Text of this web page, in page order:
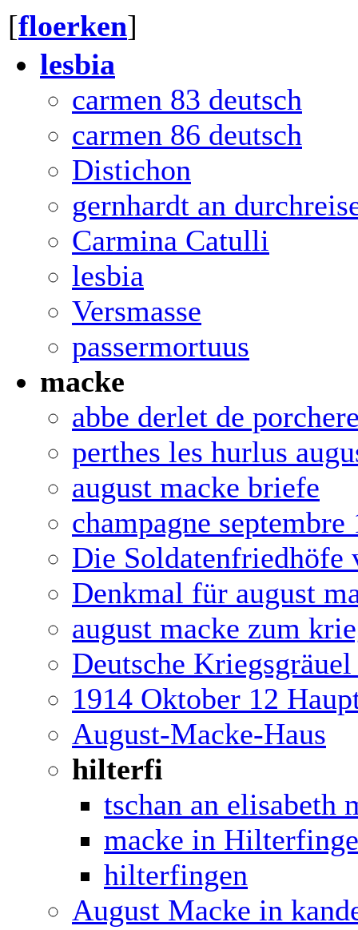
[floerken]
lesbia
carmen 83 deutsch
carmen 86 deutsch
Distichon
gernhardt an
Carmina Catulli
lesbia
Versmasse
passermortuus
macke
abbe derlet de
perthes les hurlus
august macke briefe
champagne septembre
Die Soldatenfriedhöfe
Denkmal für august
august macke zum
Deutsche
1914 Oktober 12
August-Macke-Haus
hilterfi
tschan an elisabeth
macke in
hilterfingen
August Macke in